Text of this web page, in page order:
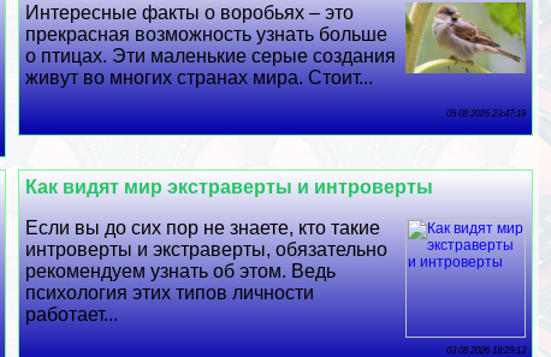
Интересные факты о воробьях – это
прекрасная возможность узнать больше
о птицах. Эти маленькие серые создания
живут во многих странах мира. Стоит...
05 08 2026 23:47:19
Как видят мир экстраверты и интроверты
Если вы до сих пор не знаете, кто такие
интроверты и экстраверты, обязательно
рекомендуем узнать об этом. Ведь
психология этих типов личности
работает...
03 08 2026 18:29:13